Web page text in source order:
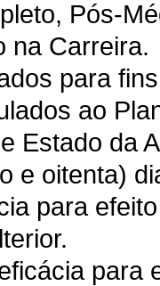
Pós-
na Carreira.
para
ao
Estado da
e oitenta)
para
para